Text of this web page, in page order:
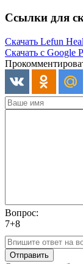
Ссылки для
Скачать Lefun
Скачать с Google
Вопрос:
7+8
Отправить